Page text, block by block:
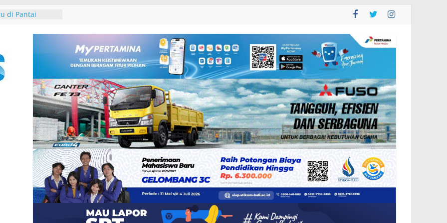
Tim Bersama
Kusuma
Demokrat
Rakyat melalui
Demokrat
Sampah
Tukik di Pantai
IALF Bali
Bahasa
Nokia dan
Zankore by
Kawasan Asia-